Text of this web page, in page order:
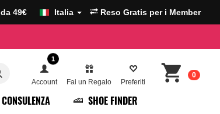
49€ Italia Reso Gratis per i Member
1
Account Fai un Regalo Preferiti
0
CONSULENZA SHOE FINDER